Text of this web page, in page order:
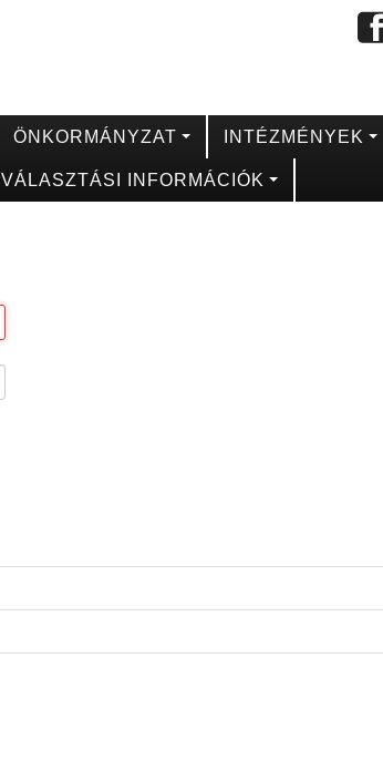
ÖNKORMÁNYZAT INTÉZMÉNYEK
VÁLASZTÁSI INFORMÁCIÓK